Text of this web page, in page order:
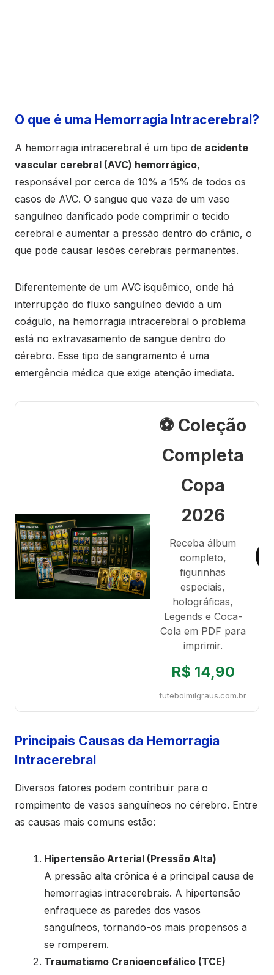
O que é uma Hemorragia Intracerebral?
A hemorragia intracerebral é um tipo de acidente
vascular cerebral (AVC) hemorrágico,
responsável por cerca de 10% a 15% de todos os
casos de AVC. O sangue que vaza de um vaso
sanguíneo danificado pode comprimir o tecido
cerebral e aumentar a pressão dentro do crânio, o
que pode causar lesões cerebrais permanentes.
Diferentemente de um AVC isquêmico, onde há
interrupção do fluxo sanguíneo devido a um
coágulo, na hemorragia intracerebral o problema
está no extravasamento de sangue dentro do
cérebro. Esse tipo de sangramento é uma
emergência médica que exige atenção imediata.
⚽ Coleção
Completa
Copa
2026
Receba álbum
completo,
figurinhas
especiais,
holográficas,
Legends e Coca-
Cola em PDF para
imprimir.
R$ 14,90
futebolmilgraus.com.br
Principais Causas da Hemorragia
Intracerebral
Diversos fatores podem contribuir para o
rompimento de vasos sanguíneos no cérebro. Entre
as causas mais comuns estão:
Hipertensão Arterial (Pressão Alta)
A pressão alta crônica é a principal causa de
hemorragias intracerebrais. A hipertensão
enfraquece as paredes dos vasos
sanguíneos, tornando-os mais propensos a
se romperem.
Traumatismo Cranioencefálico (TCE)